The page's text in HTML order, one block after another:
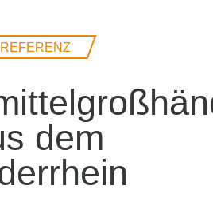
REFERENZ
dem